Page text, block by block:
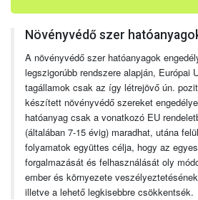
Növényvédő szer
A növényvédő szer hatóanyagok
legszigorúbb rendszere alapján, Európai
tagállamok csak az így létrejövő ún.
készített növényvédő szereket
hatóanyag csak a vonatkozó EU
(általában 7-15 évig) maradhat, utána
folyamatok együttes célja, hogy az
forgalmazását és felhasználását oly
ember és környezete
illetve a lehető legkisebbre csökkentsék.